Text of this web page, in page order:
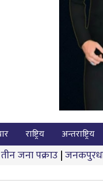
राष्ट्रिय अन्तराष्ट्रिय
गृहमन्त्री गुरुङ